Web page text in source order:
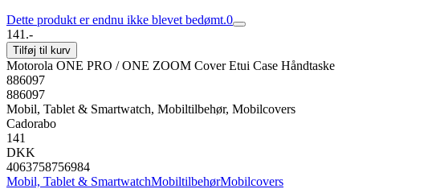
Dette produkt er endnu ikke blevet bedømt.0
141.-
Tilføj til kurv
Motorola ONE PRO / ONE ZOOM Cover Etui Case Håndtaske
886097
886097
Mobil, Tablet & Smartwatch, Mobiltilbehør, Mobilcovers
Cadorabo
141
DKK
4063758756984
Mobil, Tablet & SmartwatchMobiltilbehørMobilcovers